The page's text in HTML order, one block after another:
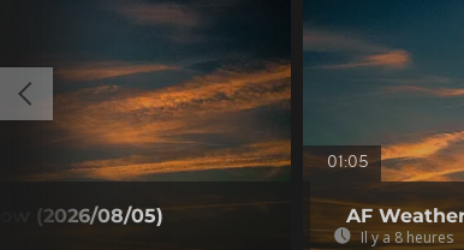
(2026/08/05)
01:05
AF
Il y a 8 heures